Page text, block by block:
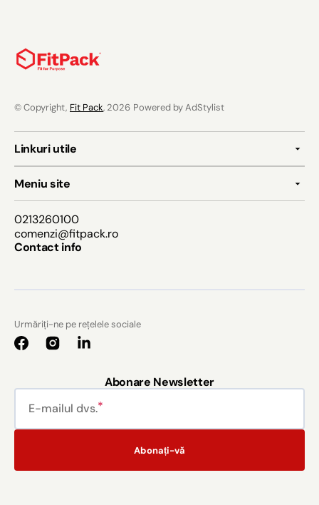
© Copyright, Fit Pack, 2026 Powered by AdStylist
Linkuri utile
Meniu site
0213260100
comenzi@fitpack.ro
Contact info
Urmăriți-ne pe rețelele sociale
FacebookInstagram
Abonare Newsletter
E-mailul dvs.
Abonați-vă